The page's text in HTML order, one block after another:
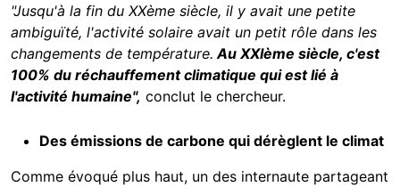
"Jusqu'à la fin du XXème siècle, il y avait une petite
ambiguïté, l'activité solaire avait un petit rôle dans les
changements de température. Au XXIème siècle, c'est
100% du réchauffement climatique qui est lié à
l'activité humaine", conclut le chercheur.
Des émissions de carbone qui dérèglent le climat
Comme évoqué plus haut, un des internaute partageant